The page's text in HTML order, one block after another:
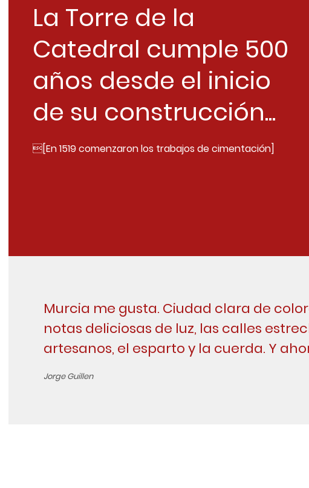
La Torre de la
Catedral cumple 500
años desde el inicio
de su construcción...
[En 1519 comenzaron los trabajos de cimentación]
Murcia me gusta. Ciudad clara de
notas deliciosas de luz, las calles
artesanos, el esparto y la cuerda. Y
Jorge Guillen